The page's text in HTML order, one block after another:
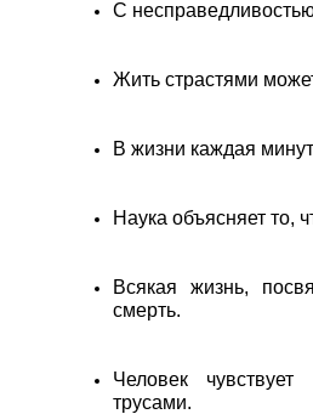
С
Жить страстями
В жизни каждая
Наука объясняет то,
Всякая жизнь,
смерть.
Человек
трусами.